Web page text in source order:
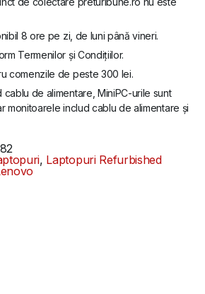
8 ore pe zi, de luni până vineri.
Termenilor și Condițiilor.
comenzile de peste 300 lei.
cablu de alimentare, MiniPC-urile sunt
monitoarele includ cablu de alimentare și
, Laptopuri Refurbished